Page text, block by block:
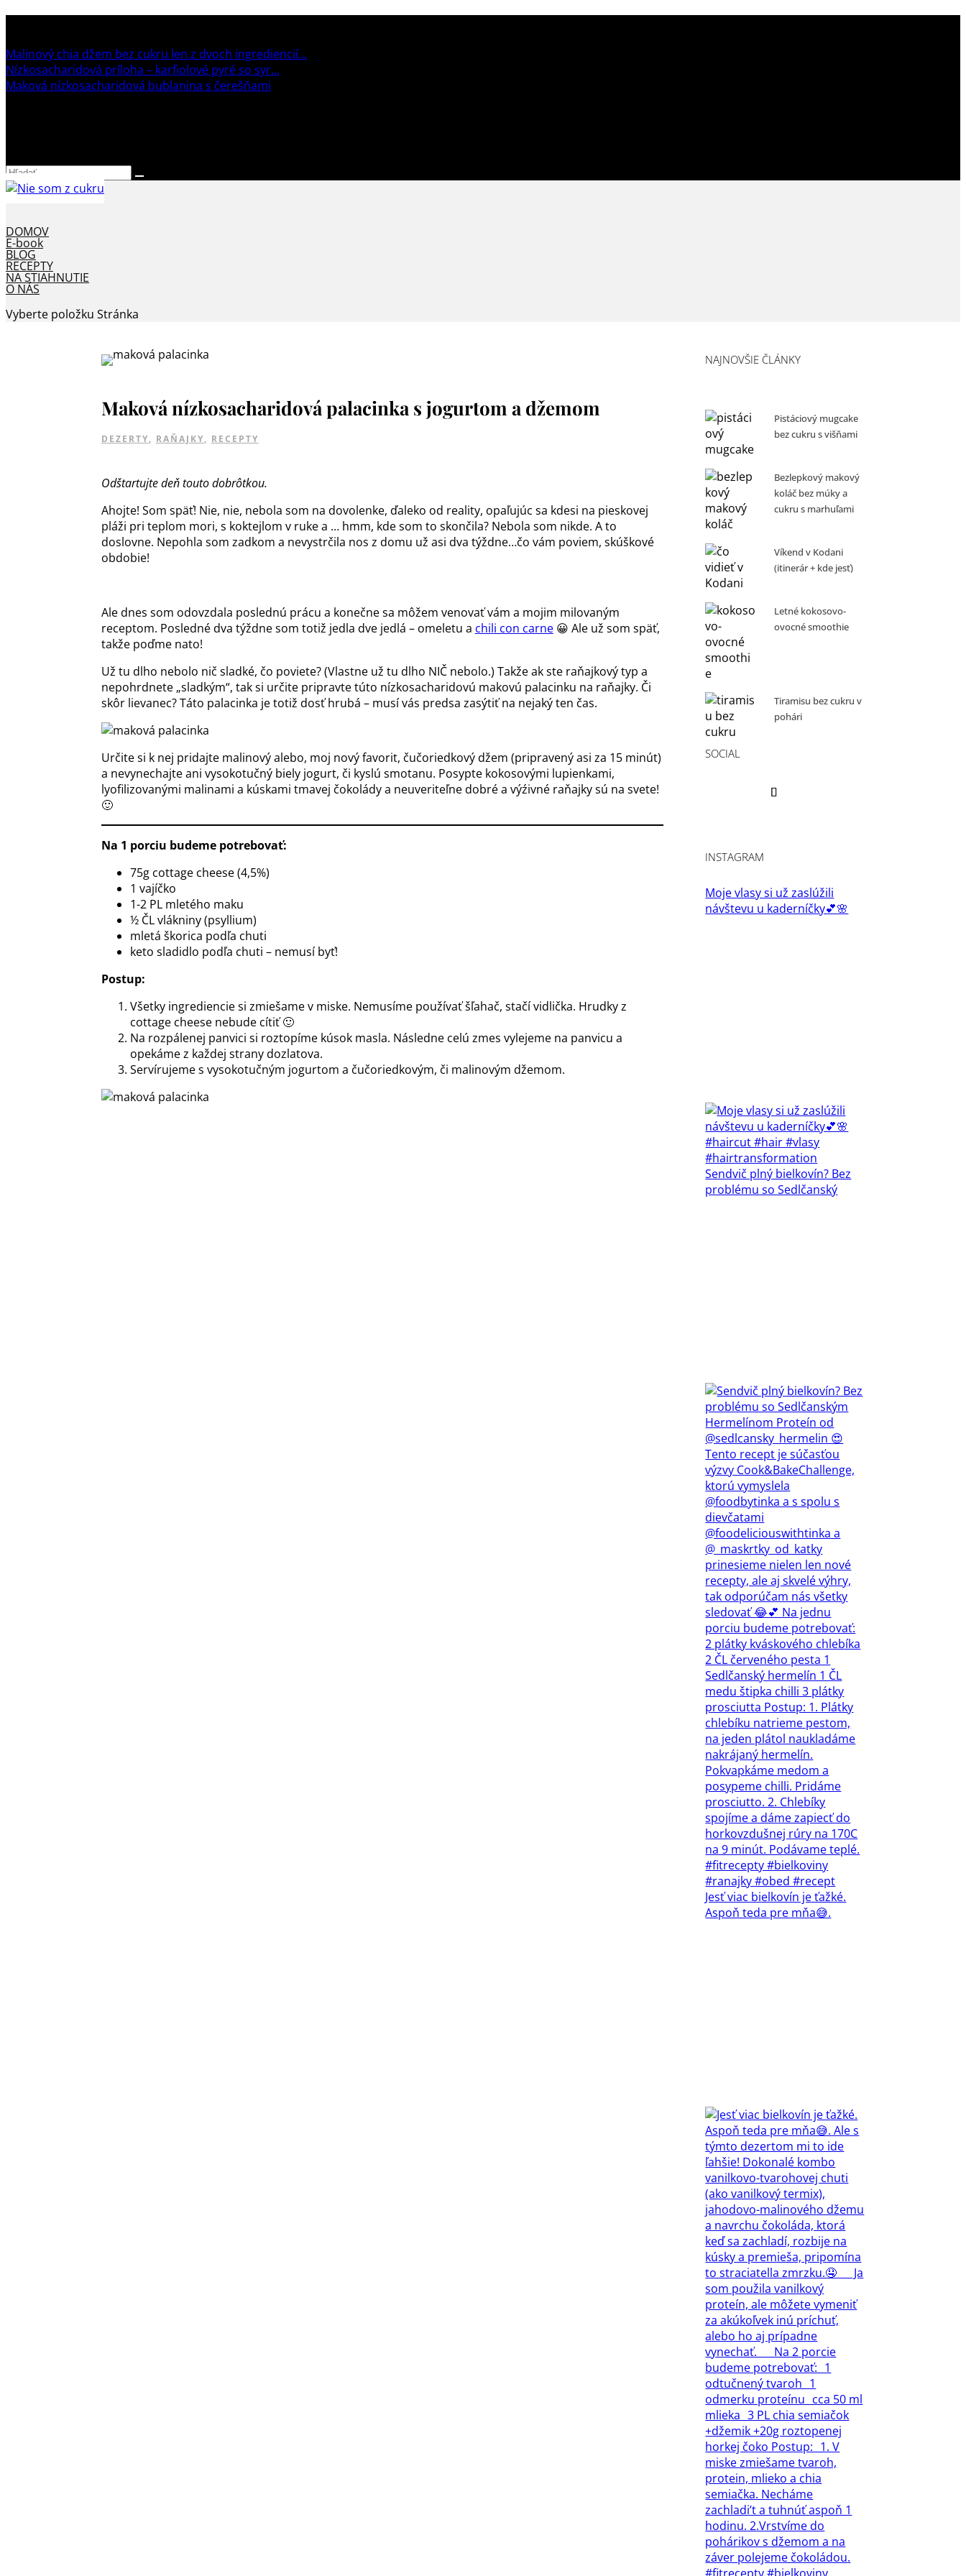
Malinový chia džem bez cukru len z dvoch ingrediencií...
Nízkosacharidová príloha – karfiolové pyré so syr...
Maková nízkosacharidová bublanina s čerešňami
DOMOV
E-book
BLOG
RECEPTY
NA STIAHNUTIE
O NÁS
Vyberte položku Stránka
Maková nízkosacharidová palacinka s jogurtom a džemom
DEZERTY, RAŇAJKY, RECEPTY
Odštartujte deň touto dobrôtkou.
Ahojte! Som späť! Nie, nie, nebola som na dovolenke, ďaleko od reality, opaľujúc sa kdesi na pieskovej
pláži pri teplom mori, s koktejlom v ruke a … hmm, kde som to skončila? Nebola som nikde. A to
doslovne. Nepohla som zadkom a nevystrčila nos z domu už asi dva týždne…čo vám poviem, skúškové
obdobie!
Ale dnes som odovzdala poslednú prácu a konečne sa môžem venovať vám a mojim milovaným
receptom. Posledné dva týždne som totiž jedla dve jedlá – omeletu a chili con carne😀 Ale už som späť,
takže poďme nato!
Už tu dlho nebolo nič sladké, čo poviete? (Vlastne už tu dlho NIČ nebolo.) Takže ak ste raňajkový typ a
nepohrdnete „sladkým“, tak si určite pripravte túto nízkosacharidovú makovú palacinku na raňajky. Či
skôr lievanec? Táto palacinka je totiž dosť hrubá – musí vás predsa zasýtiť na nejaký ten čas.
Určite si k nej pridajte malinový alebo, moj nový favorit, čučoriedkový džem (pripravený asi za 15 minút)
a nevynechajte ani vysokotučný biely jogurt, či kyslú smotanu. Posypte kokosovými lupienkami,
lyofilizovanými malinami a kúskami tmavej čokolády a neuveriteľne dobré a výźivné raňajky sú na svete!
🙂
Na 1 porciu budeme potrebovať:
75g cottage cheese (4,5%)
1 vajíčko
1-2 PL mletého maku
½ ČL vlákniny (psyllium)
mletá škorica podľa chuti
keto sladidlo podľa chuti – nemusí byť!
Postup:
Všetky ingrediencie si zmiešame v miske. Nemusíme používať šľahač, stačí vidlička. Hrudky z
cottage cheese nebude cítiť 🙂
Na rozpálenej panvici si roztopíme kúsok masla. Následne celú zmes vylejeme na panvicu a
opekáme z každej strany dozlatova.
Servírujeme s vysokotučným jogurtom a čučoriedkovým, či malinovým džemom.
NAJNOVŠIE ČLÁNKY
Pistáciový mugcake
bez cukru s višňami
Bezlepkový makový
koláč bez múky a
cukru s marhuľami
Víkend v Kodani
(itinerár + kde jesť)
Letné kokosovo-
ovocné smoothie
Tiramisu bez cukru v
pohári
SOCIAL
INSTAGRAM
Moje vlasy si už zaslúžili
návštevu u kaderníčky💕🌸
Sendvič plný bielkovín? Bez
problému so Sedlčanský
Jesť viac bielkovín je ťažké.
Aspoň teda pre mňa😅.